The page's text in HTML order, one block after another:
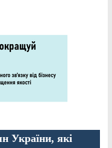
України, які